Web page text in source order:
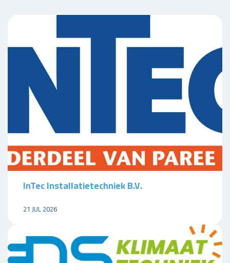
InTec Installatietechniek B.V.
21 JUL 2026